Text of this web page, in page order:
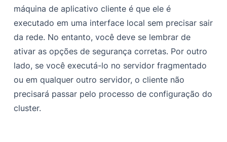
máquina de aplicativo cliente é que ele é
executado em uma interface local sem precisar sair
da rede. No entanto, você deve se lembrar de
ativar as opções de segurança corretas. Por outro
lado, se você executá-lo no servidor fragmentado
ou em qualquer outro servidor, o cliente não
precisará passar pelo processo de configuração do
cluster.